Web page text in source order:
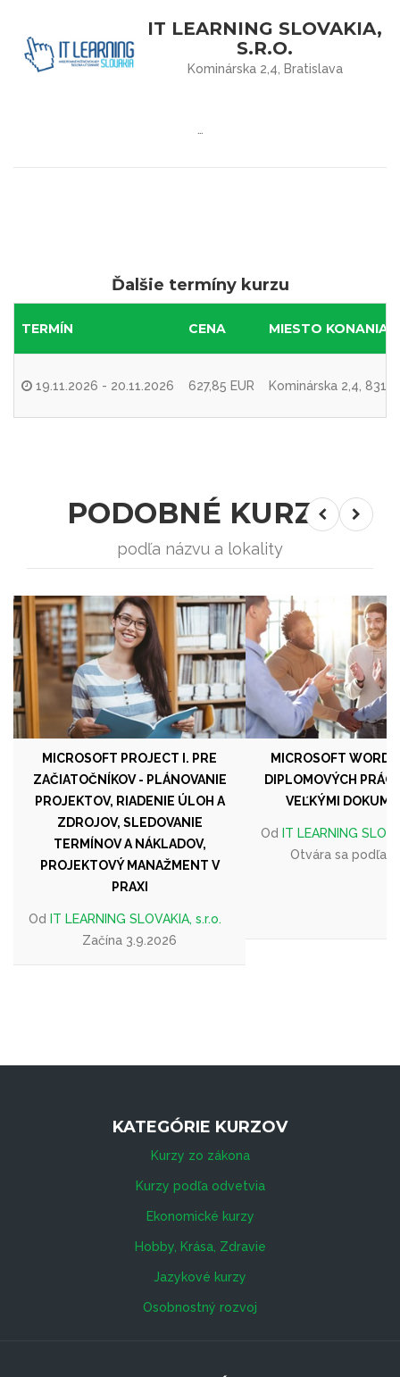
IT LEARNING SLOVAKIA,
S.R.O.
Kominárska 2,4, Bratislava
Ďalšie termíny kurzu
TERMÍN CENA MIESTO KONANIA
19.11.2026 - 20.11.2026 627,85 EUR Kominárska 2,4,
PODOBNÉ KURZY
podľa názvu a lokality
MICROSOFT PROJECT I. PRE
ZAČIATOČNÍKOV - PLÁNOVANIE
PROJEKTOV, RIADENIE ÚLOH A
ZDROJOV, SLEDOVANIE
TERMÍNOV A NÁKLADOV,
PROJEKTOVÝ MANAŽMENT V
PRAXI
Od IT LEARNING SLOVAKIA, s.r.o.
Začína 3.9.2026
MICROSOFT WORD
DIPLOMOVÝCH PRÁC
VEĽKÝMI
Od IT LEARNING
Otvára sa podľa
KATEGÓRIE KURZOV
Kurzy zo zákona
Kurzy podľa odvetvia
Ekonomické kurzy
Hobby, Krása, Zdravie
Jazykové kurzy
Osobnostný rozvoj